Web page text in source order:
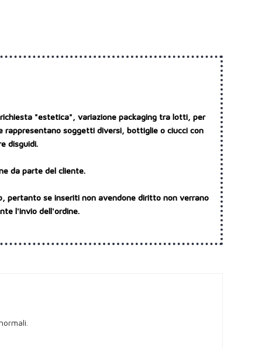
"estetica", variazione packaging tra lotti, per
rappresentano soggetti diversi, bottiglie o ciucci con
disguidi.
da parte del cliente.
pertanto se inseriti non avendone diritto non verrano
l'invio dell'ordine.